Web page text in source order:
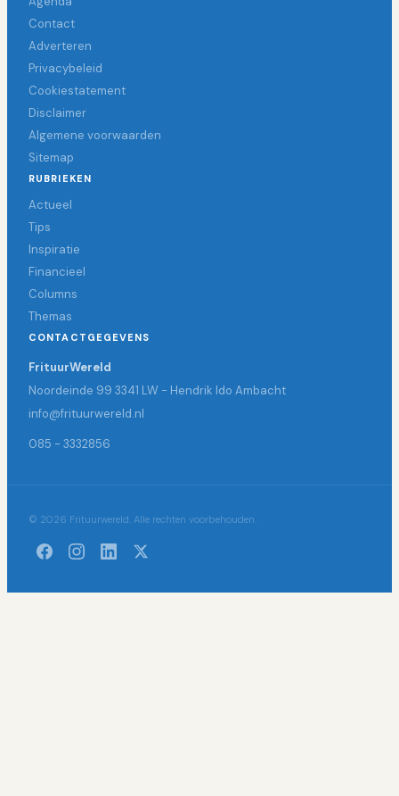
Contact
Adverteren
Privacybeleid
Cookiestatement
Disclaimer
Algemene voorwaarden
Sitemap
RUBRIEKEN
Actueel
Tips
Inspiratie
Financieel
Columns
Themas
CONTACTGEGEVENS
FrituurWereld
Noordeinde 99 3341 LW - Hendrik Ido Ambacht
info@frituurwereld.nl
085 - 3332856
© 2026 Frituurwereld. Alle rechten voorbehouden.